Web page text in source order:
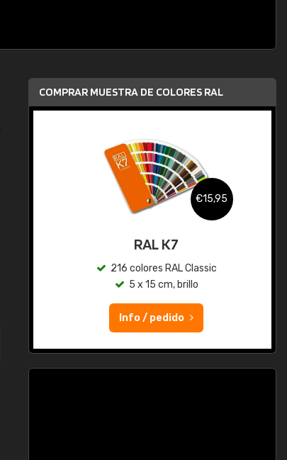
COMPRAR MUESTRA DE COLORES RAL
€15,95
RAL K7
216 colores RAL Classic
5 x 15 cm, brillo
Info / pedido